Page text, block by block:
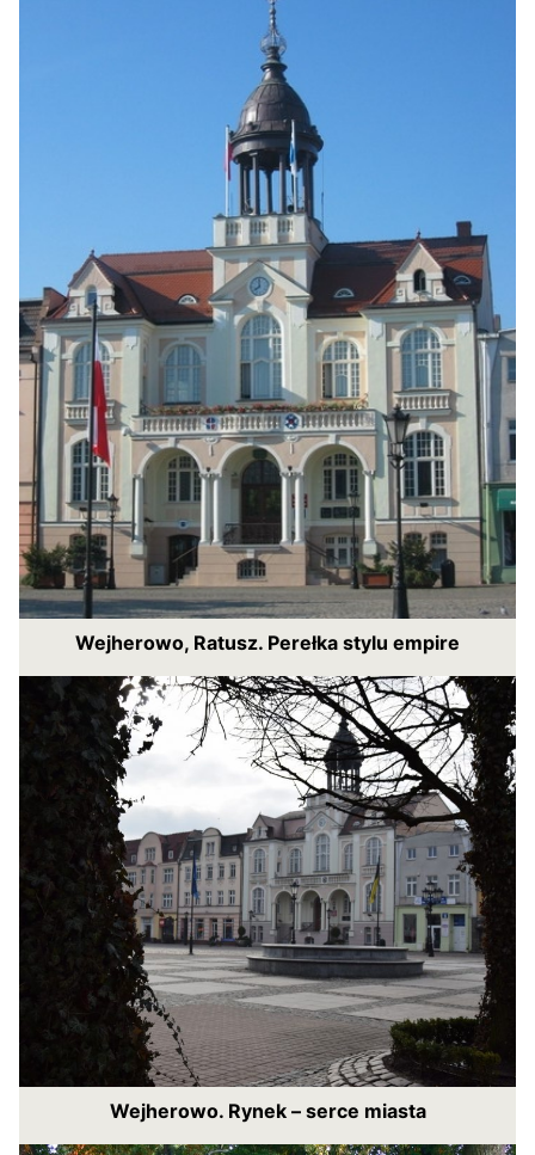
Wejherowo, Ratusz. Perełka stylu empire
Wejherowo. Rynek – serce miasta